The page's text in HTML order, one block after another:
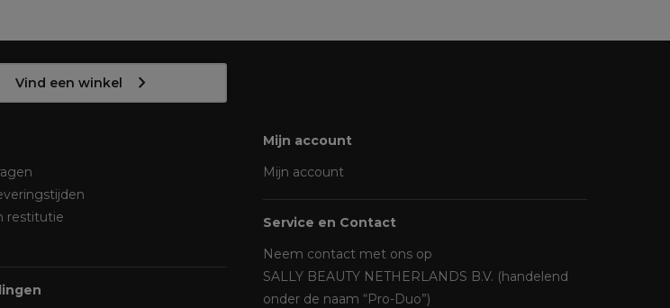
Vind een winkel
restitutie
Mijn account
Mijn account
Service en Contact
Neem contact met ons op
SALLY BEAUTY NETHERLANDS B.V. (handelend
onder de naam “Pro-Duo”)